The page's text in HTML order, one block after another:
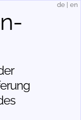
de en